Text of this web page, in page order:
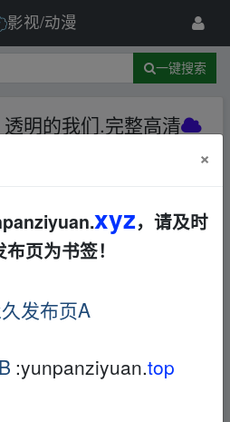
影视/动漫
一键搜索
透明的我们.完整高清
我们.完整高清
zi yu▁an.xy▪z
×
xyz，请及时
页为书签！
发布页A
:yunpanziyuan.top